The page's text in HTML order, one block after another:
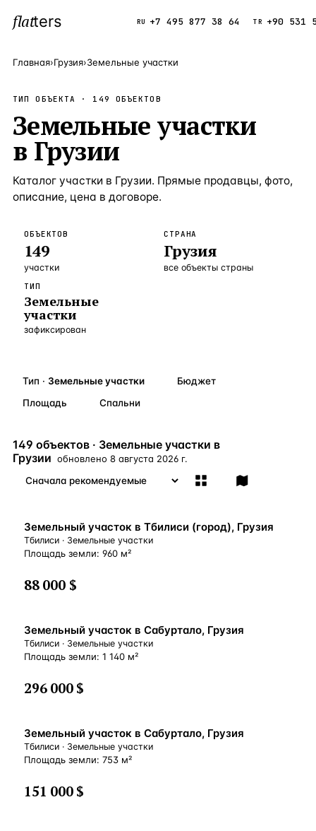
flatters RU +7 495 877 38 64 TR +90 531
ПОПУЛЯРНЫЕ НАПРАВЛЕНИЯ
Турция
Россия
Испания
Кипр —Страна
Греция
Сочи
Алания —Локация
Бангкок —Локация
ЧАСТО ИЩУТ
Турция Россия Испания
Главная›Грузия›Земельные участки
ТИП ОБЪЕКТА · 149 ОБЪЕКТОВ
Земельные участки
в Грузии
Каталог участки в Грузии. Прямые продавцы, фото,
описание, цена в договоре.
ОБЪЕКТОВ
149
участки
СТРАНА
Грузия
все объекты страны
ТИП
Земельные
участки
зафиксирован
Тип · Земельные участки
Бюджет
Площадь
Спальни
149 объектов · Земельные участки в
Грузии обновлено 8 августа 2026 г.
Земельный участок в Тбилиси (город), Грузия
Тбилиси · Земельные участки
Площадь земли: 960 м²
88 000 $
Земельный участок в Сабуртало, Грузия
Тбилиси · Земельные участки
Площадь земли: 1 140 м²
296 000 $
Земельный участок в Сабуртало, Грузия
Тбилиси · Земельные участки
Площадь земли: 753 м²
151 000 $